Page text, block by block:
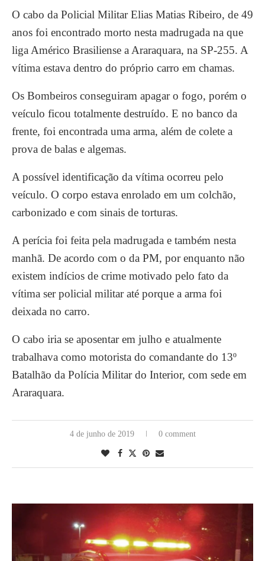
O cabo da Policial Militar Elias Matias Ribeiro, de 49
anos foi encontrado morto nesta madrugada na que
liga Américo Brasiliense a Araraquara, na SP-255. A
vítima estava dentro do próprio carro em chamas.
Os Bombeiros conseguiram apagar o fogo, porém o
veículo ficou totalmente destruído. E no banco da
frente, foi encontrada uma arma, além de colete a
prova de balas e algemas.
A possível identificação da vítima ocorreu pelo
veículo. O corpo estava enrolado em um colchão,
carbonizado e com sinais de torturas.
A perícia foi feita pela madrugada e também nesta
manhã. De acordo com o da PM, por enquanto não
existem indícios de crime motivado pelo fato da
vítima ser policial militar até porque a arma foi
deixada no carro.
O cabo iria se aposentar em julho e atualmente
trabalhava como motorista do comandante do 13º
Batalhão da Polícia Militar do Interior, com sede em
Araraquara.
4 de junho de 2019 0 comment